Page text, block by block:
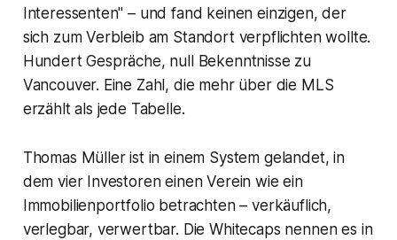
Interessenten" – und fand keinen einzigen, der
sich zum Verbleib am Standort verpflichten wollte.
Hundert Gespräche, null Bekenntnisse zu
Vancouver. Eine Zahl, die mehr über die MLS
erzählt als jede Tabelle.
Thomas Müller ist in einem System gelandet, in
dem vier Investoren einen Verein wie ein
Immobilienportfolio betrachten – verkäuflich,
verlegbar, verwertbar. Die Whitecaps nennen es in